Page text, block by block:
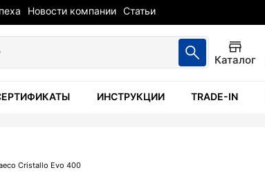
Новости компании Статьи
Каталог
ИНСТРУКЦИИ TRADE-IN
Cristallo Evo 400